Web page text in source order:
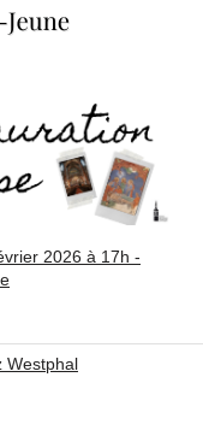
2026 à 17h -
Westphal